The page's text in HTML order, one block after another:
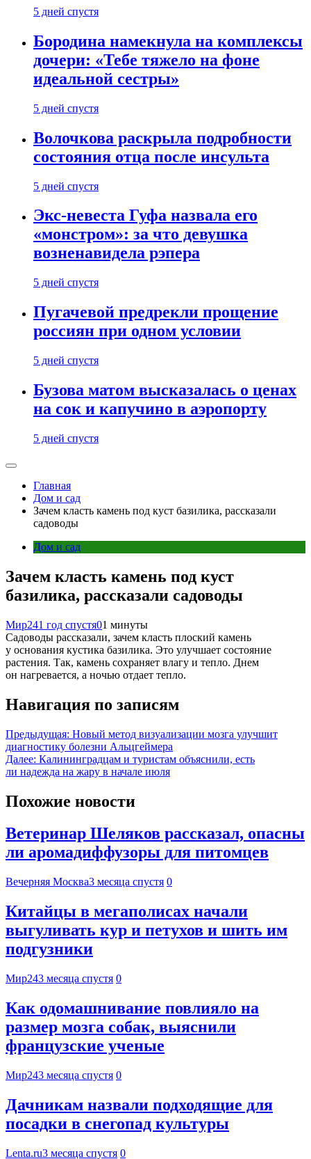
5 дней спустя
Бородина намекнула на комплексы
дочери: «Тебе тяжело на фоне
идеальной сестры»
5 дней спустя
Волочкова раскрыла подробности
состояния отца после инсульта
5 дней спустя
Экс-невеста Гуфа назвала его
«монстром»: за что девушка
возненавидела рэпера
5 дней спустя
Пугачевой предрекли прощение
россиян при одном условии
5 дней спустя
Бузова матом высказалась о ценах
на сок и капучино в аэропорту
5 дней спустя
Главная
Дом и сад
Зачем класть камень под куст базилика, рассказали
садоводы
Дом и сад
Зачем класть камень под куст
базилика, рассказали садоводы
Мир241 год спустя01 минуты
Садоводы рассказали, зачем класть плоский камень
у основания кустика базилика. Это улучшает состояние
растения. Так, камень сохраняет влагу и тепло. Днем
он нагревается, а ночью отдает тепло.
Навигация по записям
Предыдущая: Новый метод визуализации мозга улучшит
диагностику болезни Альцгеймера
Далее: Калининградцам и туристам объяснили, есть
ли надежда на жару в начале июля
Похожие новости
Ветеринар Шеляков рассказал, опасны
ли аромадиффузоры для питомцев
Вечерняя Москва3 месяца спустя 0
Китайцы в мегаполисах начали
выгуливать кур и петухов и шить им
подгузники
Мир243 месяца спустя 0
Как одомашнивание повлияло на
размер мозга собак, выяснили
французские ученые
Мир243 месяца спустя 0
Дачникам назвали подходящие для
посадки в снегопад культуры
Lenta.ru3 месяца спустя 0